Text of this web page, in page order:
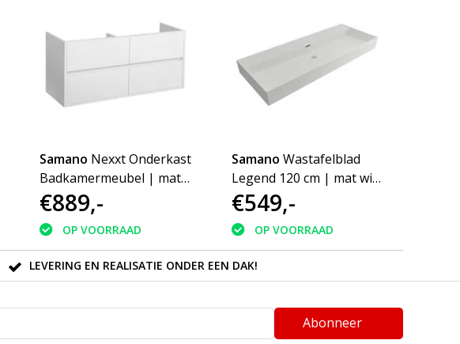
Samano Nexxt Onderkast
Badkamermeubel | mat
wit | 120 cm | greeploos
| 4 lades | softclose
€889,-
OP VOORRAAD
Samano Wastafelblad
Legend 120 cm | mat wit
| enkele spoelbak | geen
kraangaten
€549,-
OP VOORRAAD
LEVERING EN REALISATIE ONDER EEN DAK!
Abonneer